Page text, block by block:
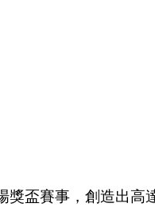
獎盃賽事，創造出高